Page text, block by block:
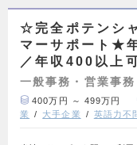
☆完全ポテンシ
マーサポート★
／年収400以上
一般事務・営業事務
400万円 ～ 499万円
業
大手企業 英語力不